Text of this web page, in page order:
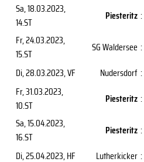
Sa, 18.03.2023,
14.ST
Piesteritz :
Fr, 24.03.2023,
15.ST
SG Waldersee :
Di, 28.03.2023, VF Nudersdorf :
Fr, 31.03.2023,
10.ST
Piesteritz :
Sa, 15.04.2023,
16.ST
Piesteritz :
Di, 25.04.2023, HF Lutherkicker :